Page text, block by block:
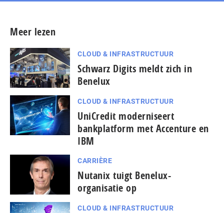
Meer lezen
CLOUD & INFRASTRUCTUUR
Schwarz Digits meldt zich in
Benelux
CLOUD & INFRASTRUCTUUR
UniCredit moderniseert
bankplatform met Accenture en
IBM
CARRIÈRE
Nutanix tuigt Benelux-
organisatie op
CLOUD & INFRASTRUCTUUR